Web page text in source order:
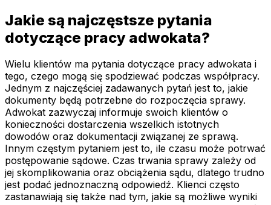
Jakie są najczęstsze pytania
dotyczące pracy adwokata?
Wielu klientów ma pytania dotyczące pracy adwokata i
tego, czego mogą się spodziewać podczas współpracy.
Jednym z najczęściej zadawanych pytań jest to, jakie
dokumenty będą potrzebne do rozpoczęcia sprawy.
Adwokat zazwyczaj informuje swoich klientów o
konieczności dostarczenia wszelkich istotnych
dowodów oraz dokumentacji związanej ze sprawą.
Innym częstym pytaniem jest to, ile czasu może potrwać
postępowanie sądowe. Czas trwania sprawy zależy od
jej skomplikowania oraz obciążenia sądu, dlatego trudno
jest podać jednoznaczną odpowiedź. Klienci często
zastanawiają się także nad tym, jakie są możliwe wyniki